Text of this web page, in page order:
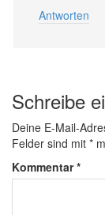
Antworten
Schreibe
Deine E-Mail-
Felder sind mit *
Kommentar*